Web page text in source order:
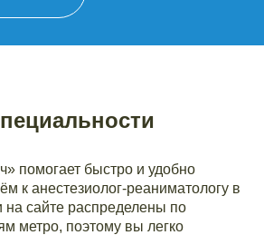
помогает быстро и удобно
к анестезиолог-реаниматологу в
на сайте распределены по
метро, поэтому вы легко